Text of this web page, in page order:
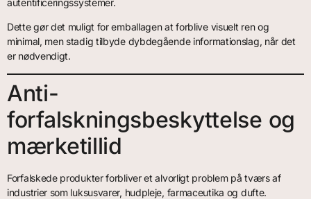
autentificeringssystemer.
Dette gør det muligt for emballagen at forblive visuelt ren og
minimal, men stadig tilbyde dybdegående informationslag, når det
er nødvendigt.
Anti-
forfalskningsbeskyttelse og
mærketillid
Forfalskede produkter forbliver et alvorligt problem på tværs af
industrier som luksusvarer, hudpleje, farmaceutika og dufte.